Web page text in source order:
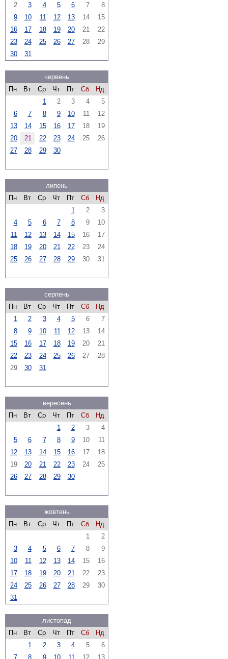
2
3 4 5 6 7
8
9
10 11 12 13 14
15
16
17 18 19 20 21
22
23
24 25 26 27 28
29
30
31
червень
Пн
Вт Ср Чт Пт Сб
Нд
1
2 3 4
5
6
7 8 9 10 11
12
13
14 15 16 17 18
19
20
21 22 23 24 25
26
27
28 29 30
липень
Пн
Вт Ср Чт Пт Сб
Нд
1
2
3
4
5 6 7 8 9
10
11
12 13 14 15 16
17
18
19 20 21 22 23
24
25
26 27 28 29 30 31
серпень
Пн
Вт Ср Чт Пт Сб
Нд
1
2 3 4 5 6
7
8
9 10 11 12 13
14
15
16 17 18 19 20
21
22
23 24 25 26 27
28
29
30 31
вересень
Пн
Вт Ср Чт Пт Сб
Нд
1
2 3
4
5
6 7 8 9 10
11
12
13 14 15 16 17
18
19
20 21 22 23 24
25
26
27 28 29 30
жовтень
Пн
Вт Ср Чт Пт Сб
Нд
1
2
3
4 5 6 7 8
9
10
11 12 13 14 15
16
17
18 19 20 21 22
23
24
25 26 27 28 29
30
31
листопад
Пн
Вт Ср Чт Пт Сб
Нд
1
2 3 4 5
6
7
8 9 10 11 12 13